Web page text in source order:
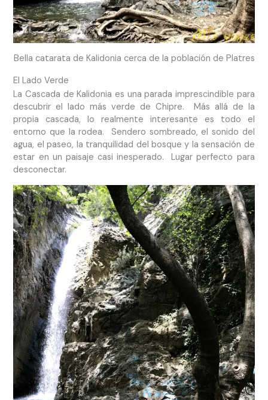
Bella catarata de Kalidonia cerca de la población de Platres
El Lado Verde
La Cascada de Kalidonia es una parada imprescindible para
descubrir el lado más verde de Chipre. Más allá de la
propia cascada, lo realmente interesante es todo el
entorno que la rodea. Sendero sombreado, el sonido del
agua, el paseo, la tranquilidad del bosque y la sensación de
estar en un paisaje casi inesperado. Lugar perfecto para
desconectar.